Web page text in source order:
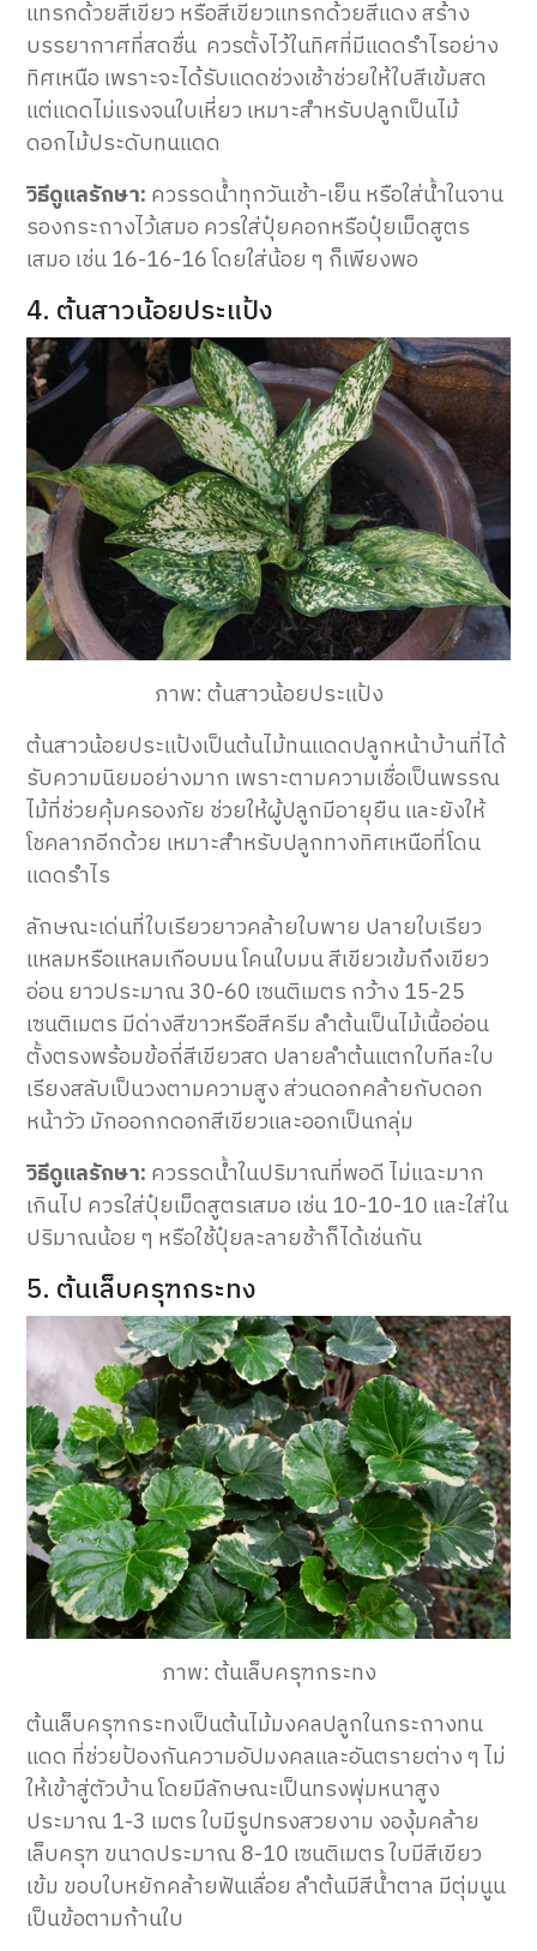
แทรกด้วยสีเขียว หรือสีเขียวแทรกด้วยสีแดง สร้าง
บรรยากาศที่สดชื่น ควรตั้งไว้ในทิศที่มีแดดรำไรอย่าง
ทิศเหนือ เพราะจะได้รับแดดช่วงเช้าช่วยให้ใบสีเข้มสด
แต่แดดไม่แรงจนใบเหี่ยว เหมาะสำหรับปลูกเป็นไม้
ดอกไม้ประดับทนแดด
วิธีดูแลรักษา: ควรรดน้ำทุกวันเช้า-เย็น หรือใส่น้ำในจาน
รองกระถางไว้เสมอ ควรใส่ปุ๋ยคอกหรือปุ๋ยเม็ดสูตร
เสมอ เช่น 16-16-16 โดยใส่น้อย ๆ ก็เพียงพอ
4. ต้นสาวน้อยประแป้ง
ภาพ: ต้นสาวน้อยประแป้ง
ต้นสาวน้อยประแป้งเป็นต้นไม้ทนแดดปลูกหน้าบ้านที่ได้
รับความนิยมอย่างมาก เพราะตามความเชื่อเป็นพรรณ
ไม้ที่ช่วยคุ้มครองภัย ช่วยให้ผู้ปลูกมีอายุยืน และยังให้
โชคลาภอีกด้วย เหมาะสำหรับปลูกทางทิศเหนือที่โดน
แดดรำไร
ลักษณะเด่นที่ใบเรียวยาวคล้ายใบพาย ปลายใบเรียว
แหลมหรือแหลมเกือบมน โคนใบมน สีเขียวเข้มถึงเขียว
อ่อน ยาวประมาณ 30-60 เซนติเมตร กว้าง 15-25
เซนติเมตร มีด่างสีขาวหรือสีครีม ลำต้นเป็นไม้เนื้ออ่อน
ตั้งตรงพร้อมข้อถี่สีเขียวสด ปลายลำต้นแตกใบทีละใบ
เรียงสลับเป็นวงตามความสูง ส่วนดอกคล้ายกับดอก
หน้าวัว มักออกกดอกสีเขียวและออกเป็นกลุ่ม
วิธีดูแลรักษา: ควรรดน้ำในปริมาณที่พอดี ไม่แฉะมาก
เกินไป ควรใส่ปุ๋ยเม็ดสูตรเสมอ เช่น 10-10-10 และใส่ใน
ปริมาณน้อย ๆ หรือใช้ปุ๋ยละลายช้าก็ได้เช่นกัน
5. ต้นเล็บครุฑกระทง
ภาพ: ต้นเล็บครุฑกระทง
ต้นเล็บครุฑกระทงเป็นต้นไม้มงคลปลูกในกระถางทน
แดด ที่ช่วยป้องกันความอัปมงคลและอันตรายต่าง ๆ ไม่
ให้เข้าสู่ตัวบ้าน โดยมีลักษณะเป็นทรงพุ่มหนาสูง
ประมาณ 1-3 เมตร ใบมีรูปทรงสวยงาม งองุ้มคล้าย
เล็บครุฑ ขนาดประมาณ 8-10 เซนติเมตร ใบมีสีเขียว
เข้ม ขอบใบหยักคล้ายฟันเลื่อย ลำต้นมีสีน้ำตาล มีตุ่มนูน
เป็นข้อตามก้านใบ